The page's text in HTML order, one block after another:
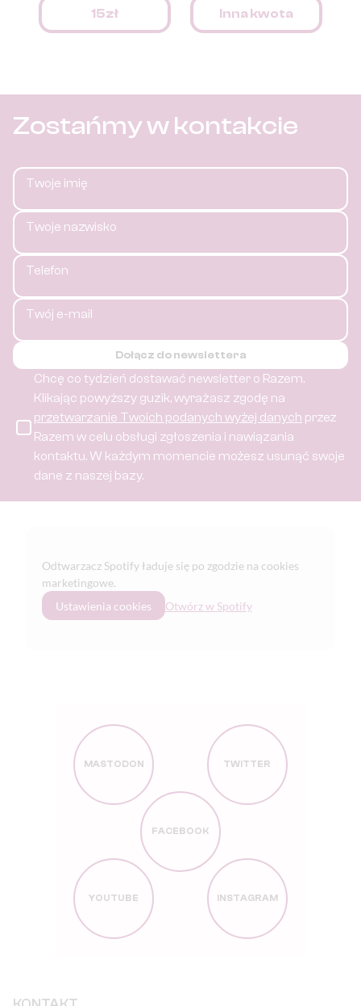
15zł Inna kwota
Zostańmy w kontakcie
Twoje imię
Twoje nazwisko
Telefon
Twój e-mail
Dołącz do newslettera
Chcę co tydzień dostawać newsletter o Razem.
Klikając powyższy guzik, wyrażasz zgodę na
przetwarzanie Twoich podanych wyżej danych przez
Razem w celu obsługi zgłoszenia i nawiązania
kontaktu. W każdym momencie możesz usunąć swoje
dane z naszej bazy.
Odtwarzacz Spotify ładuje się po zgodzie na cookies
marketingowe.
Ustawienia cookies
Otwórz w Spotify
MASTODON TWITTER
FACEBOOK
YOUTUBE INSTAGRAM